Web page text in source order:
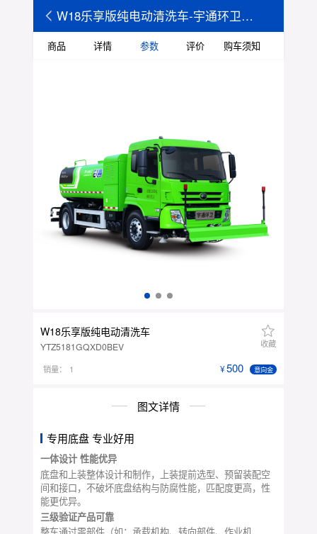
W18乐享版纯电动清洗车-宇通环卫商城
商品 详情 参数 评价 购车须知
W18乐享版纯电动清洗车
YTZ5181GQXD0BEV 收藏
销量： 1 500 意向金
图文详情
专用底盘 专业好用
一体设计 性能优异
底盘和上装整体设计和制作，上装提前选型、预留装配空
间和接口，不破坏底盘结构与防腐性能，匹配度更高，性
能更优异。
三级验证产品可靠